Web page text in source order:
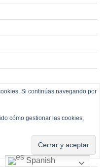
Spanish
Si continúas navegando por
cómo gestionar las cookies,